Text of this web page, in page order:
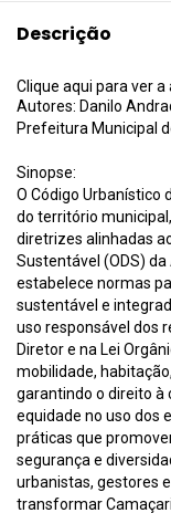
Descrição
Clique aqui para ver
Autores: Danilo
Prefeitura Municipal
Sinopse:
O Código Urbanístico
do território
diretrizes alinhadas
Sustentável (ODS)
estabelece normas
sustentável e
uso responsável dos
Diretor e na Lei
mobilidade,
garantindo o direito à
equidade no uso dos
práticas que
segurança e
urbanistas, gestores
transformar